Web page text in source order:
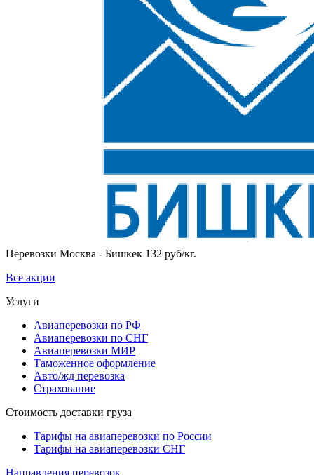
Перевозки Москва - Бишкек 132 руб/кг.
Все акции
Услуги
Авиаперевозки по РФ
Авиаперевозки по СНГ
Авиаперевозки МИР
Таможенное оформление
Авто/жд перевозка
Страхование
Стоимость доставки груза
Тарифы на авиаперевозки по России
Тарифы на авиаперевозки СНГ
Направления перевозок